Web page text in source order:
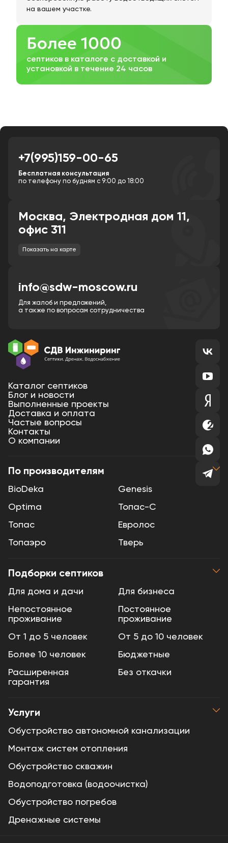
на вашем участке.
Более 1000
септиков в каталоге с доставкой и
установкой в течение 24 часов
+7(995)159-00-65
Бесплатная консультация
по телефону по будням с 9:00 до 18:00
Москва, Электродная дом 11,
офис 311
Показать на карте
info@sdw-moscow.ru
Для жалоб и предложений,
а также по вопросам сотрудничества
Каталог септиков
Блог и новости
Выполненные проекты
Доставка и оплата
Частые вопросы
Контакты
О компании
По производителям
BioDeka
Genesis
Optima
Топас-С
Топас
Евролос
Топаэро
Тверь
Подборки септиков
Для дома и дачи
Для бизнеса
Непостоянное
проживание
Постоянное
проживание
От 1 до 5 человек
От 5 до 10 человек
Более 10 человек
Бюджетные
Расширенная
гарантия
Без откачки
Услуги
Обустройство автономной канализации
Монтаж систем отопления
Обустройство скважин
Водоподготовка (водоочистка)
Обустройство погребов
Дренажные системы